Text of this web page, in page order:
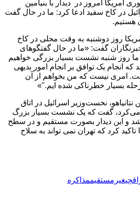
آمریکا امروز در دیدار با بنیامین
در کاخ سفید ادعا کرد: ما در حال گفت
هستیم.
روز دوشنبه به وقت محلی در کاخ
خبرنگاران گفت: «ما در حال گفتگوهای
ما روز شنبه نشست بسیار بزرگی خواهیم
انجام یک توافق بر انجام امور بدیهی
امری نیست که من بخواهم از آن
بسیار خطرناکی شده ایم."»
نتانیاهو، نخست‌وزیر اسرائیل در اتاق
گفت که یک نشست بسیار بزرگ
شد و این دیدار بصورت مستقیم و در سطح
کرد که تهران نمی تواند به سلاح
غیرمستقیممذاکره